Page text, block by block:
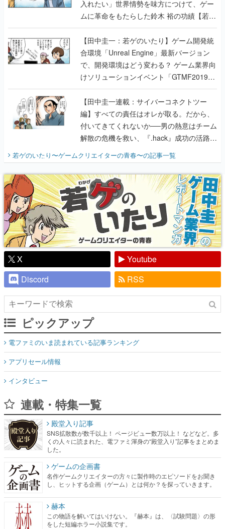
入れたい」世界情勢を味方につけて、ゲー
ムに革命をもたらした鈴木 裕の功績【若ゲ
のいたり】
【田中圭一：若ゲのいたり】ゲーム開発統
合環境「Unreal Engine」最新バージョン
で、開発環境はどう変わる？ ゲーム業界向
けソリューションイベント「GTMF2019」
に行って、より理解を深めよう【PR】
【田中圭一連載：サイバーコネクトツー
編】すべての責任はオレが取る。だから、
付いてきてくれないか──男の熱意はチーム
解散の危機を救い、『.hack』成功の活路を
開く。業界の快男児・松山 洋に流れる血は
『少年ジャンプ』色だった【若ゲのいた
り】
若ゲのいたり〜ゲームクリエイターの青春〜の記事一覧
X
Youtube
Discord
RSS
ピックアップ
電ファミのいま読まれている記事ランキング
アプリセール情報
インタビュー
連載・特集一覧
殿堂入り記事
SNS拡散数が数千以上！ ページビュー数万以上！ などなど。多
くの人々に読まれた、電ファミ渾身の“殿堂入り”記事をまとめま
した。
ゲームの企画書
名作ゲームクリエイターの方々に製作時のエピソードをお聞き
し、ヒットする企画（ゲーム）とは何か？を探っていきます。
赫本
この物語を解いてはいけない。『赫本』は、〈試験問題〉の形
をした短編ホラー小説集です。